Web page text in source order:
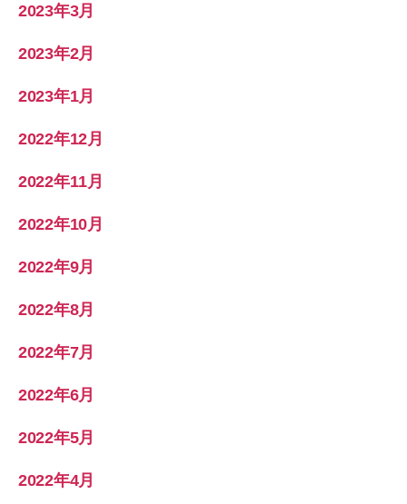
2023年3月
2023年2月
2023年1月
2022年12月
2022年11月
2022年10月
2022年9月
2022年8月
2022年7月
2022年6月
2022年5月
2022年4月